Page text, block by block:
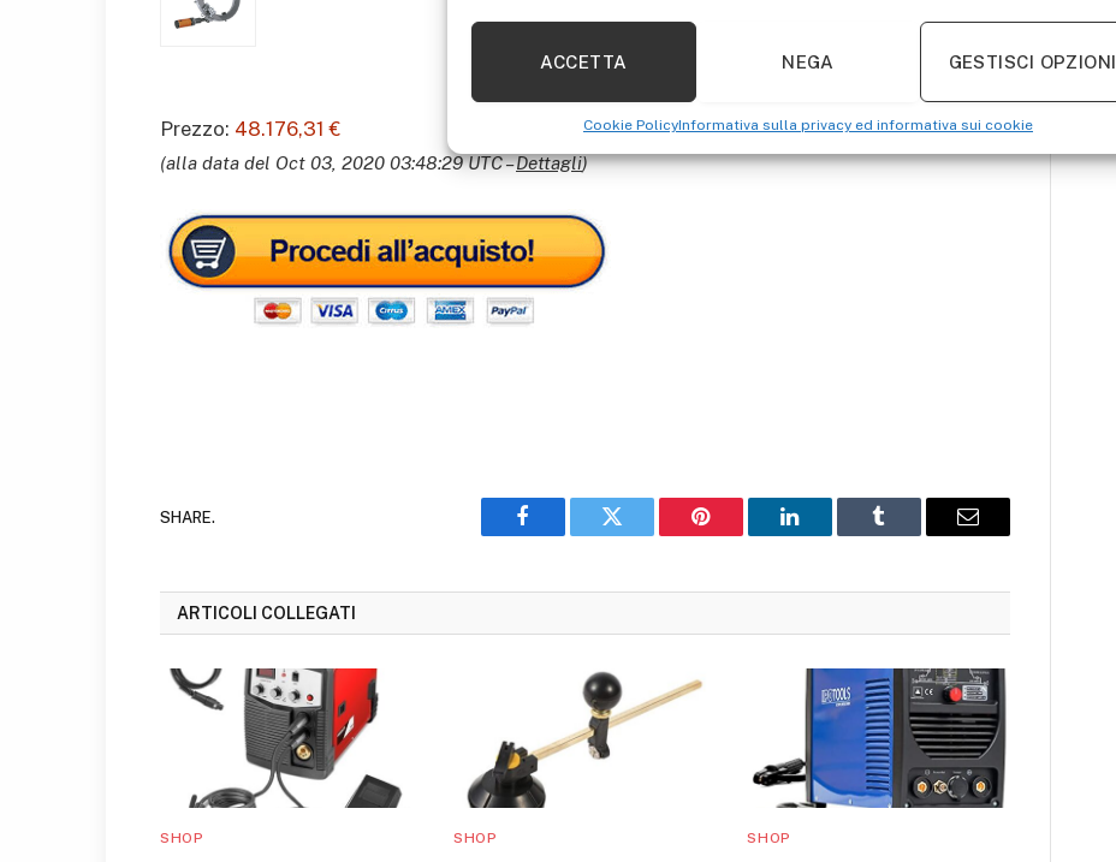
ACCETTA NEGA GESTISCI OPZIONI
Cookie PolicyInformativa sulla privacy ed informativa sui cookie
Prezzo: 48.176,31 €
(alla data del Oct 03, 2020 03:48:29 UTC –Dettagli)
SHARE.
Facebook Twitter Pinterest LinkedIn Tumblr Email
ARTICOLI COLLEGATI
SHOP SHOP SHOP